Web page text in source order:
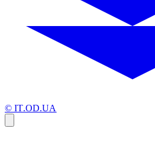
© IT.OD.UA